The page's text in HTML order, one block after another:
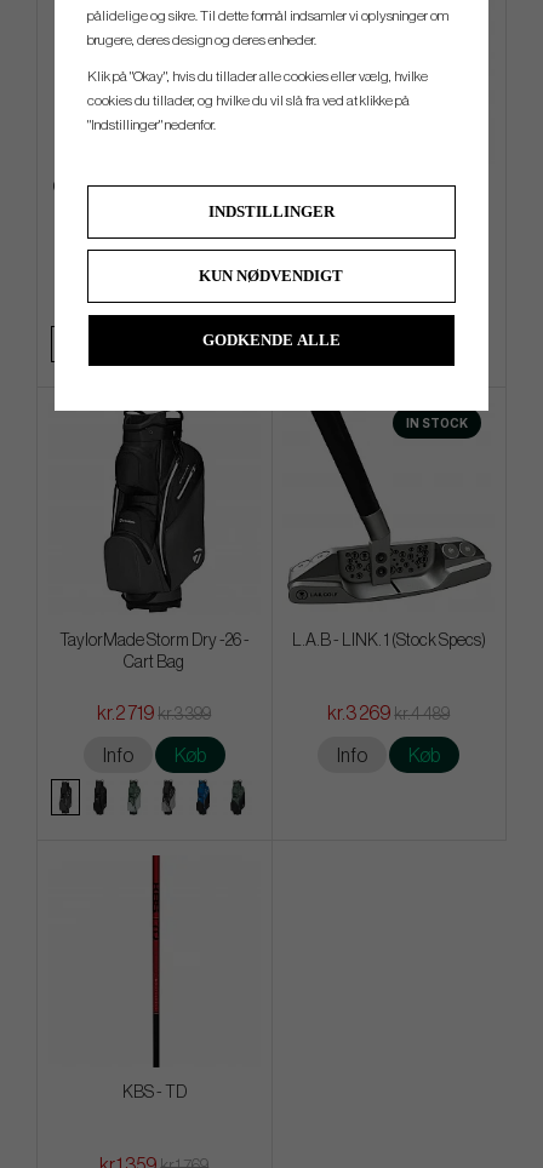
Ogio ALL Elements Silencer -
Info Køb
+2
Odyssey Limited Edition St.
Patricks Day Mallet Putter
Info Køb
TaylorMade Storm Dry -26 -
Cart Bag
kr.2 719 kr.3 399
Info Køb
IN STOCK
L.A.B - LINK. 1 (Stock Specs)
kr.3 269 kr.4 489
Info Køb
KBS - TD
pålidelige og sikre. Til dette formål indsamler vi oplysninger om
brugere, deres design og deres enheder.
Klik på "Okay", hvis du tillader alle cookies eller vælg, hvilke
cookies du tillader, og hvilke du vil slå fra ved at klikke på
"Indstillinger" nedenfor.
INDSTILLINGER
KUN NØDVENDIGT
GODKENDE ALLE